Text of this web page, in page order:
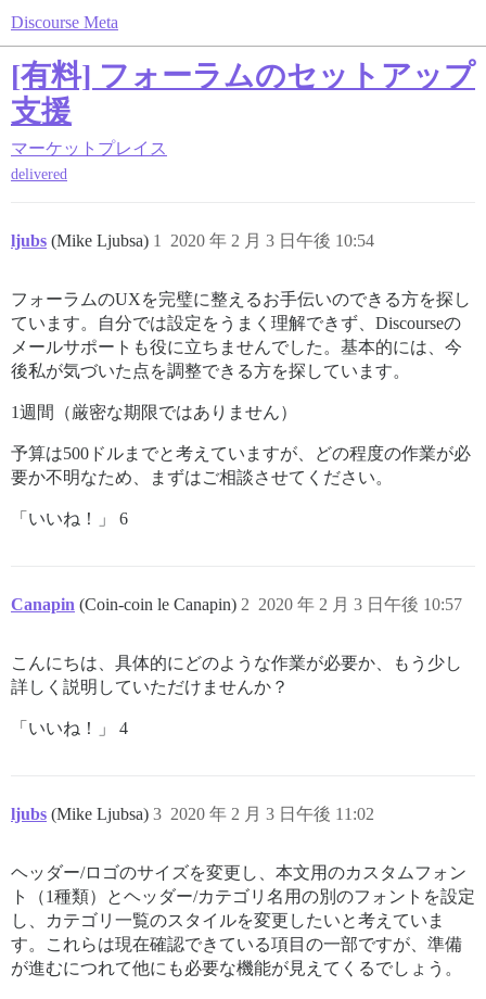
Discourse Meta
[有料] フォーラムのセットアップ
支援
マーケットプレイス
delivered
ljubs (Mike Ljubsa) 2020 年 2 月 3 日午後 10:54
1
フォーラムのUXを完璧に整えるお手伝いのできる方を探し
ています。自分では設定をうまく理解できず、Discourseの
メールサポートも役に立ちませんでした。基本的には、今
後私が気づいた点を調整できる方を探しています。
1週間（厳密な期限ではありません）
予算は500ドルまでと考えていますが、どの程度の作業が必
要か不明なため、まずはご相談させてください。
「いいね！」 6
Canapin (Coin-coin le Canapin) 2020 年 2 月 3 日午後 10:57
2
こんにちは、具体的にどのような作業が必要か、もう少し
詳しく説明していただけませんか？
「いいね！」 4
ljubs (Mike Ljubsa) 2020 年 2 月 3 日午後 11:02
3
ヘッダー/ロゴのサイズを変更し、本文用のカスタムフォン
ト（1種類）とヘッダー/カテゴリ名用の別のフォントを設定
し、カテゴリ一覧のスタイルを変更したいと考えていま
す。これらは現在確認できている項目の一部ですが、準備
が進むにつれて他にも必要な機能が見えてくるでしょう。